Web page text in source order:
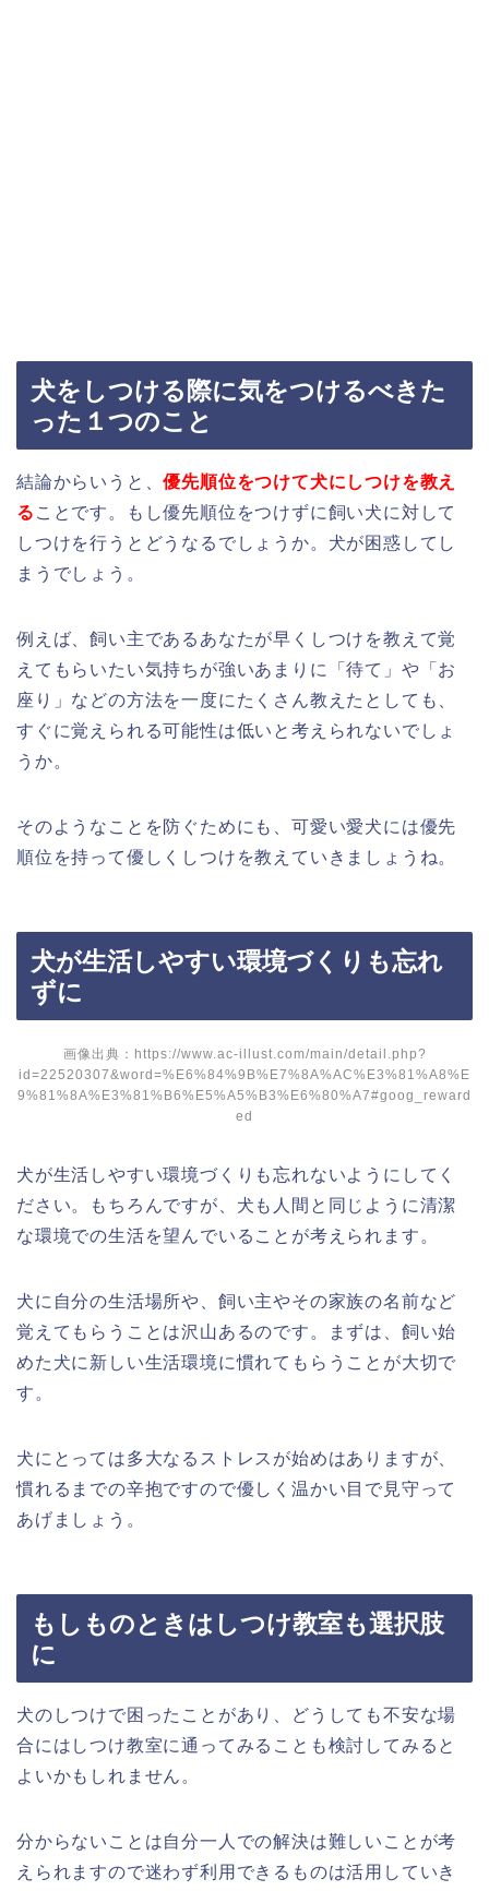
犬をしつける際に気をつけるべきた
った１つのこと
結論からいうと、優先順位をつけて犬にしつけを教え
る ことです。もし優先順位をつけずに飼い犬に対して
しつけを行うとどうなるでしょうか。犬が困惑してし
まうでしょう。
例えば、飼い主であるあなたが早くしつけを教えて覚
えてもらいたい気持ちが強いあまりに「待て」や「お
座り」などの方法を一度にたくさん教えたとしても、
すぐに覚えられる可能性は低いと考えられないでしょ
うか。
そのようなことを防ぐためにも、可愛い愛犬には優先
順位を持って優しくしつけを教えていきましょうね。
犬が生活しやすい環境づくりも忘れ
ずに
画像出典：https://www.ac-illust.com/main/detail.php?
id=22520307&word=%E6%84%9B%E7%8A%AC%E3%81%A8%E
9%81%8A%E3%81%B6%E5%A5%B3%E6%80%A7#goog_reward
ed
犬が生活しやすい環境づくりも忘れないようにしてく
ださい。もちろんですが、犬も人間と同じように清潔
な環境での生活を望んでいることが考えられます。
犬に自分の生活場所や、飼い主やその家族の名前など
覚えてもらうことは沢山あるのです。まずは、飼い始
めた犬に新しい生活環境に慣れてもらうことが大切で
す。
犬にとっては多大なるストレスが始めはありますが、
慣れるまでの辛抱ですので優しく温かい目で見守って
あげましょう。
もしものときはしつけ教室も選択肢
に
犬のしつけで困ったことがあり、どうしても不安な場
合にはしつけ教室に通ってみることも検討してみると
よいかもしれません。
分からないことは自分一人での解決は難しいことが考
えられますので迷わず利用できるものは活用していき